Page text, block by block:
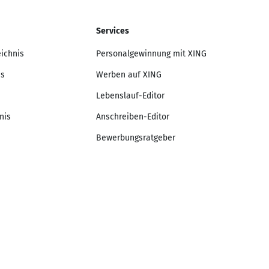
Services
Personalgewinnung mit XING
Werben auf XING
Lebenslauf-Editor
Anschreiben-Editor
Bewerbungsratgeber